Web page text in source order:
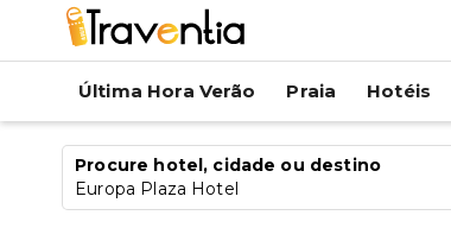
Última Hora Verão Praia Hotéis
Procure hotel, cidade ou destino
Europa Plaza Hotel